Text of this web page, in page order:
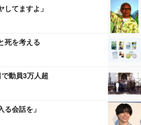
てますよ」
死を考える
動員3万人超
会話を」